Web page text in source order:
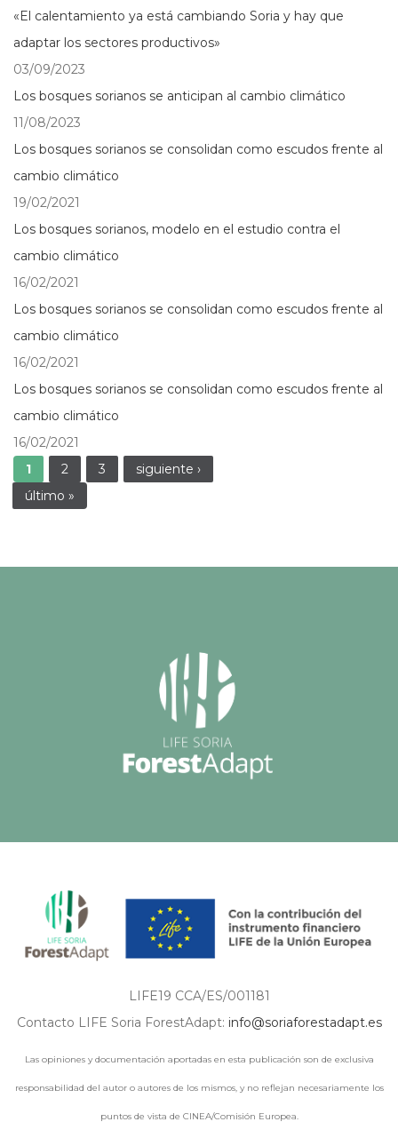
«El calentamiento ya está cambiando Soria y hay que
adaptar los sectores productivos»
03/09/2023
Los bosques sorianos se anticipan al cambio climático
11/08/2023
Los bosques sorianos se consolidan como escudos frente al
cambio climático
19/02/2021
Los bosques sorianos, modelo en el estudio contra el
cambio climático
16/02/2021
Los bosques sorianos se consolidan como escudos frente al
cambio climático
16/02/2021
Los bosques sorianos se consolidan como escudos frente al
cambio climático
16/02/2021
Páginas
1 2 3
siguiente ›
último »
LIFE19 CCA/ES/001181
Contacto LIFE Soria ForestAdapt: info@soriaforestadapt.es
Las opiniones y documentación aportadas en esta publicación son de exclusiva
responsabilidad del autor o autores de los mismos, y no reflejan necesariamente los
puntos de vista de CINEA/Comisión Europea.